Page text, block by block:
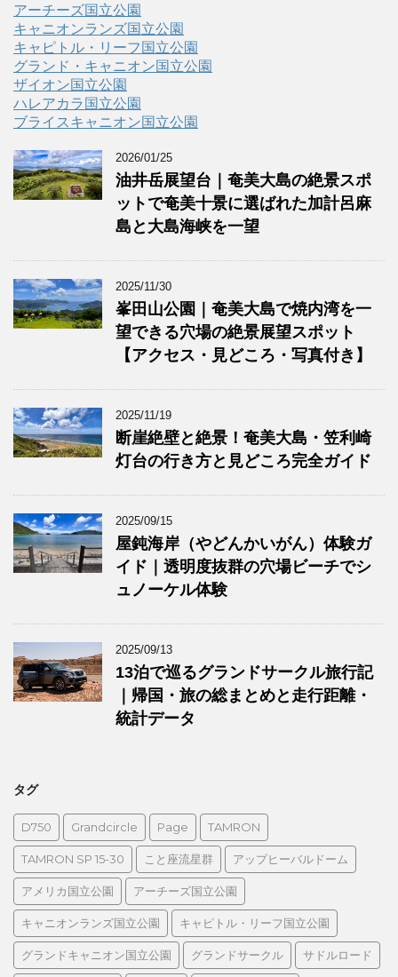
アーチーズ国立公園
キャニオンランズ国立公園
キャピトル・リーフ国立公園
グランド・キャニオン国立公園
ザイオン国立公園
ハレアカラ国立公園
ブライスキャニオン国立公園
2026/01/25
油井岳展望台｜奄美大島の絶景スポ
ットで奄美十景に選ばれた加計呂麻
島と大島海峡を一望
2025/11/30
峯田山公園｜奄美大島で焼内湾を一
望できる穴場の絶景展望スポット
【アクセス・見どころ・写真付き】
2025/11/19
断崖絶壁と絶景！奄美大島・笠利崎
灯台の行き方と見どころ完全ガイド
2025/09/15
屋鈍海岸（やどんかいがん）体験ガ
イド｜透明度抜群の穴場ビーチでシ
ュノーケル体験
2025/09/13
13泊で巡るグランドサークル旅行記
｜帰国・旅の総まとめと走行距離・
統計データ
タグ
D750 Grandcircle Page TAMRON
TAMRON SP 15-30 こと座流星群 アップヒーバルドーム
アメリカ国立公園 アーチーズ国立公園
キャニオンランズ国立公園 キャピトル・リーフ国立公園
グランドキャニオン国立公園 グランドサークル サドルロード